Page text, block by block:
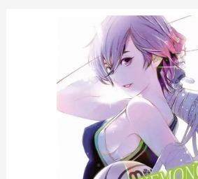
BAKEMONOGATARI